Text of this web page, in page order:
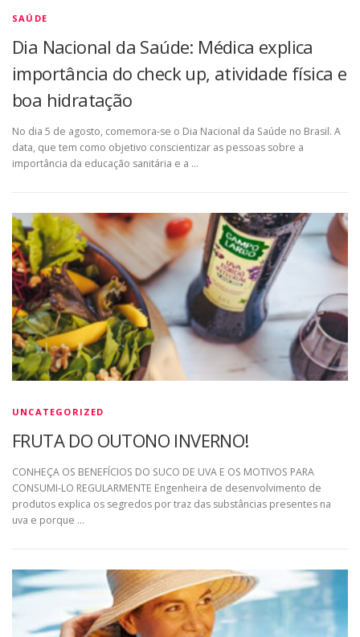
SAÚDE
Dia Nacional da Saúde: Médica explica
importância do check up, atividade física e
boa hidratação
No dia 5 de agosto, comemora-se o Dia Nacional da Saúde no Brasil. A
data, que tem como objetivo conscientizar as pessoas sobre a
importância da educação sanitária e a …
UNCATEGORIZED
FRUTA DO OUTONO INVERNO!
CONHEÇA OS BENEFÍCIOS DO SUCO DE UVA E OS MOTIVOS PARA
CONSUMI-LO REGULARMENTE Engenheira de desenvolvimento de
produtos explica os segredos por traz das substâncias presentes na
uva e porque …